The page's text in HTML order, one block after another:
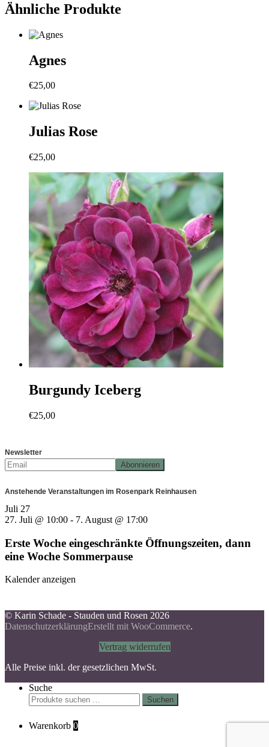
Ähnliche Produkte
Agnes
€25,00
Julias Rose
€25,00
Burgundy Iceberg
€25,00
Newsletter
Anstehende Veranstaltungen im Rosenpark Reinhausen
Juli 27
27. Juli @ 10:00 - 7. August @ 17:00
Erste Woche eingeschränkte Öffnungszeiten, dann
eine Woche Sommerpause
Kalender anzeigen
© Karin Schade - Stauden und Rosen 2026
DatenschutzerklärungErstellt mit WooCommerce.
Vertrag widerrufen
Alle Preise inkl. der gesetzlichen MwSt.
Suche
Suchen
nach:
Suchen
Warenkorb 0